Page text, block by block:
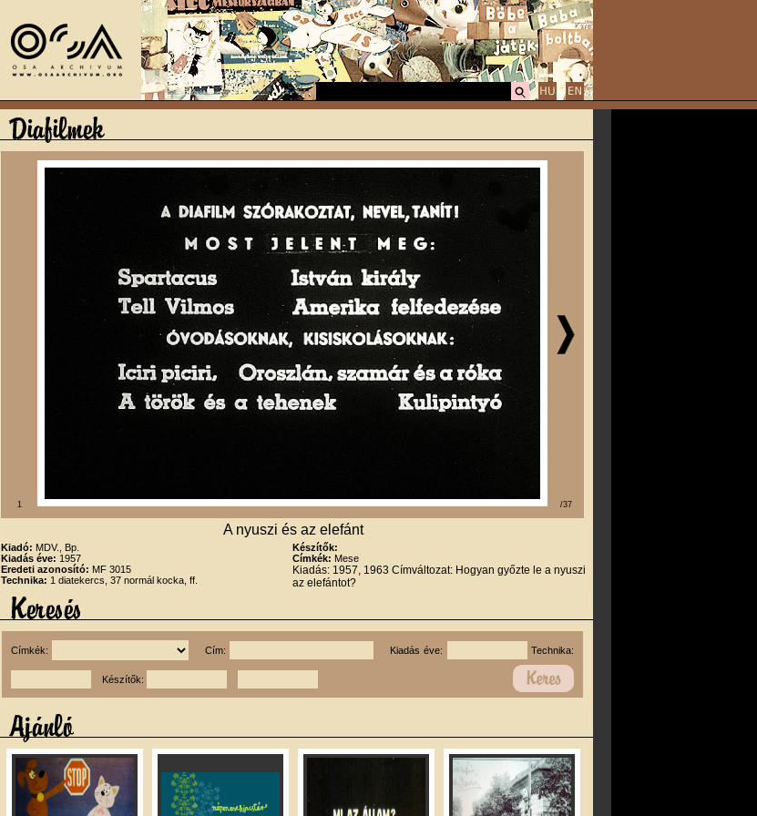
1 /37
A nyuszi és az elefánt
Kiadó: MDV., Bp.
Kiadás éve: 1957
Eredeti azonosító: MF 3015
Technika: 1 diatekercs, 37 normál kocka, ff.
Készítők:
Címkék: Mese
Kiadás: 1957, 1963 Címváltozat: Hogyan győzte le a nyuszi
az elefántot?
Címkék: Cím: Kiadás éve: Technika:
Készítők: